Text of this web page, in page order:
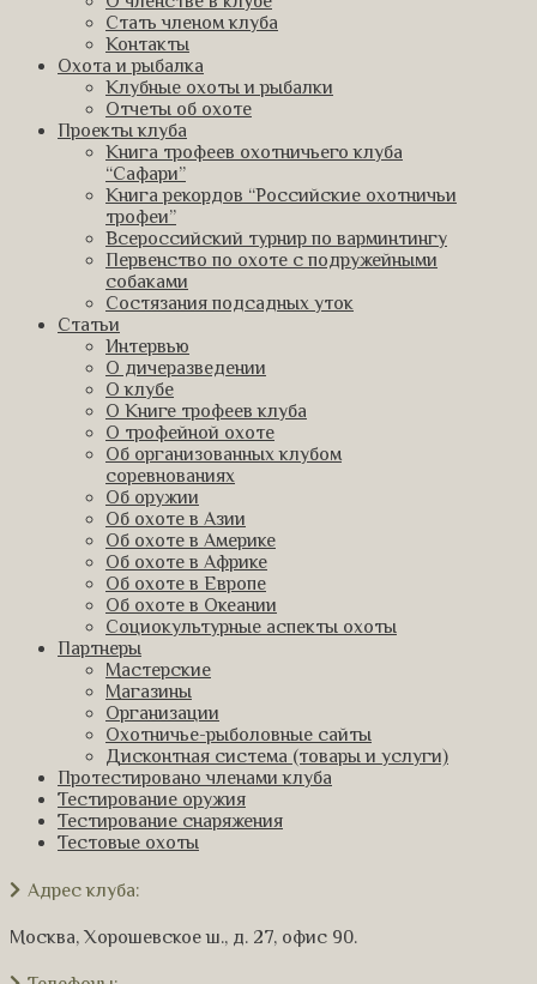
Стать членом клуба
Контакты
Охота и рыбалка
Клубные охоты и рыбалки
Отчеты об охоте
Проекты клуба
Книга трофеев охотничьего клуба
“Сафари”
Книга рекордов “Российские охотничьи
трофеи”
Всероссийский турнир по варминтингу
Первенство по охоте с подружейными
собаками
Состязания подсадных уток
Статьи
Интервью
О дичеразведении
О клубе
О Книге трофеев клуба
О трофейной охоте
Об организованных клубом
соревнованиях
Об оружии
Об охоте в Азии
Об охоте в Америке
Об охоте в Африке
Об охоте в Европе
Об охоте в Океании
Социокультурные аспекты охоты
Партнеры
Мастерские
Магазины
Организации
Охотничье-рыболовные сайты
Дисконтная система (товары и услуги)
Протестировано членами клуба
Тестирование оружия
Тестирование снаряжения
Тестовые охоты
Адрес клуба:
Москва, Хорошевское ш., д. 27, офис 90.